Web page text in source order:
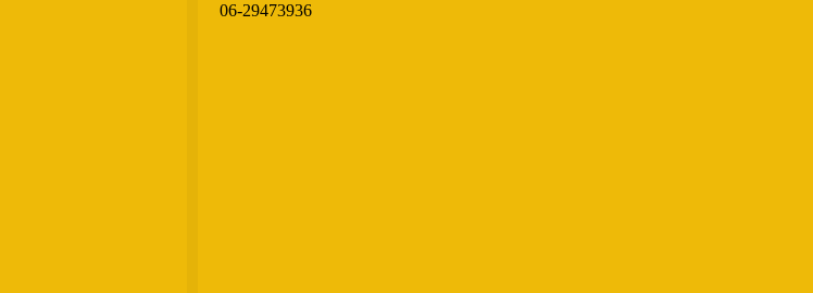
06-29473936